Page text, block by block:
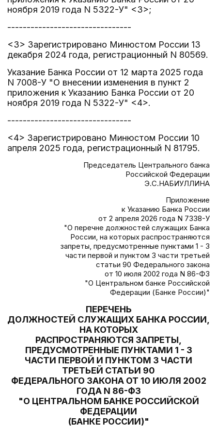
ноября 2019 года N 5322-У" <3>;
--------------------------------
<3> Зарегистрировано Минюстом России 13
декабря 2024 года, регистрационный N 80569.
Указание Банка России от 12 марта 2025 года
N 7008-У "О внесении изменения в пункт 2
приложения к Указанию Банка России от 20
ноября 2019 года N 5322-У" <4>.
--------------------------------
<4> Зарегистрировано Минюстом России 10
апреля 2025 года, регистрационный N 81795.
Председатель Центрального банка
Российской Федерации
Э.С.НАБИУЛЛИНА
Приложение
к Указанию Банка России
от 2 апреля 2026 года N 7338-У
"О перечне должностей служащих Банка
России, на которых распространяются
запреты, предусмотренные пунктами 1 - 3
части первой и пунктом 3 части третьей
статьи 90 Федерального закона
от 10 июля 2002 года N 86-ФЗ
"О Центральном банке Российской
Федерации (Банке России)"
ПЕРЕЧЕНЬ
ДОЛЖНОСТЕЙ СЛУЖАЩИХ БАНКА РОССИИ,
НА КОТОРЫХ
РАСПРОСТРАНЯЮТСЯ ЗАПРЕТЫ,
ПРЕДУСМОТРЕННЫЕ ПУНКТАМИ 1 - 3
ЧАСТИ ПЕРВОЙ И ПУНКТОМ 3 ЧАСТИ
ТРЕТЬЕЙ СТАТЬИ 90
ФЕДЕРАЛЬНОГО ЗАКОНА ОТ 10 ИЮЛЯ 2002
ГОДА N 86-ФЗ
"О ЦЕНТРАЛЬНОМ БАНКЕ РОССИЙСКОЙ
ФЕДЕРАЦИИ
(БАНКЕ РОССИИ)"